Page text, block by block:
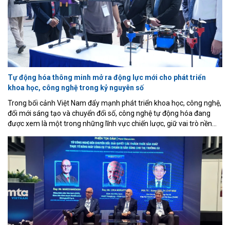
Tự động hóa thông minh mở ra động lực mới cho phát triển
khoa học, công nghệ trong kỷ nguyên số
Trong bối cảnh Việt Nam đẩy mạnh phát triển khoa học, công nghệ,
đổi mới sáng tạo và chuyển đổi số, công nghệ tự động hóa đang
được xem là một trong những lĩnh vực chiến lược, giữ vai trò nền
cạnh tranh quốc gia. Đây là nhận định được các chuyên gia, nhà
quản lý và nhà khoa học nhấn mạnh tại Hội nghị Khoa học và Triển
lãm quốc tế về Điều khiển và Tự động hóa lần thứ 8 (VCCA 2026),
khai mạc sáng 16/7 tại Trường Đại học Quy Nhơn, tỉnh Gia Lai.